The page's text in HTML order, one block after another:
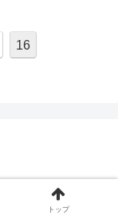
16
トップ